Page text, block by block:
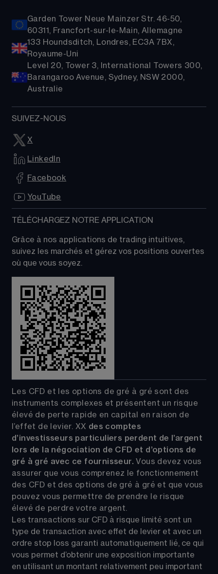
Garden Tower Neue Mainzer Str. 46-50,
60311, Francfort-sur-le-Main, Allemagne
133 Houndsditch, Londres, EC3A 7BX,
Royaume-Uni
Level 20, Tower 3, International Towers 300,
Barangaroo Avenue, Sydney, NSW 2000,
Australie
SUIVEZ-NOUS
X
LinkedIn
Facebook
YouTube
TÉLÉCHARGEZ NOTRE APPLICATION
Grâce à nos applications de trading intuitives,
suivez les marchés et gérez vos positions ouvertes
où que vous soyez.
Les CFD et les options de gré à gré sont des
instruments complexes et présentent un risque
élevé de perte rapide en capital en raison de
l’effet de levier. XX des comptes
d’investisseurs particuliers perdent de l’argent
lors de la négociation de CFD et d’options de
gré à gré avec ce fournisseur. Vous devez vous
assurer que vous comprenez le fonctionnement
des CFD et des options de gré à gré et que vous
pouvez vous permettre de prendre le risque
élevé de perdre votre argent.
Les transactions sur CFD à risque limité sont un
type de transaction avec effet de levier et avec un
ordre stop loss garanti automatiquement lié, ce qui
vous permet d’obtenir une exposition importante
en utilisant un montant relativement peu important